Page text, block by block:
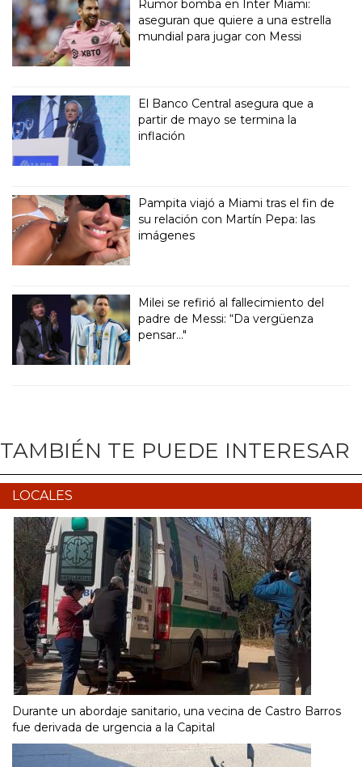
Rumor bomba en Inter Miami:
aseguran que quiere a una estrella
mundial para jugar con Messi
El Banco Central asegura que a
partir de mayo se termina la
inflación
Pampita viajó a Miami tras el fin de
su relación con Martín Pepa: las
imágenes
Milei se refirió al fallecimiento del
padre de Messi: “Da vergüenza
pensar..."
TAMBIÉN TE PUEDE INTERESAR
LOCALES
Durante un abordaje sanitario, una vecina de Castro Barros
fue derivada de urgencia a la Capital